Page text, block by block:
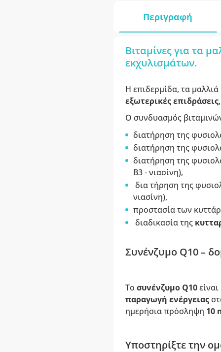
Περιγραφή
Βιταμίνες για τα
εκχυλισμάτων.
Η επιδερμίδα, τα μαλλιά
εξωτερικές επιδράσεις
Ο συνδυασμός
διατήρηση της
διατήρηση της
διατήρηση της
B3 - νιασίνη),
δια τήρηση της
νιασίνη),
προστασία των
διαδικασία της
Συνένζυμο Q10 –
Το συνένζυμο Q10
παραγωγή ενέργειας
ημερήσια πρόσληψη 10
Υποστηρίξτε την